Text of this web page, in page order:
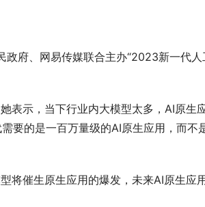
府、网易传媒联合主办“2023新一代人
表示，当下行业内大模型太多，AI原生
要的是一百万量级的AI原生应用，而不
将催生原生应用的爆发，未来AI原生应